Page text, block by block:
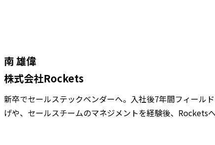
南 雄偉
株式会社Rockets
新卒でセールステックベンダーへ。入社後7年間フィール
げや、セールスチームのマネジメントを経験後、Rockets